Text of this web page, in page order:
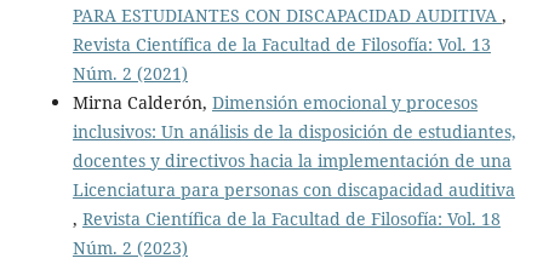
PARA ESTUDIANTES CON DISCAPACIDAD AUDITIVA ,
Revista Científica de la Facultad de Filosofía: Vol. 13
Núm. 2 (2021)
Mirna Calderón, Dimensión emocional y procesos
inclusivos: Un análisis de la disposición de estudiantes,
docentes y directivos hacia la implementación de una
Licenciatura para personas con discapacidad auditiva
, Revista Científica de la Facultad de Filosofía: Vol. 18
Núm. 2 (2023)